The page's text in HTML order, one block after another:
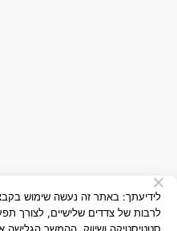
לרבות של צדדים שלישיים, לצורך